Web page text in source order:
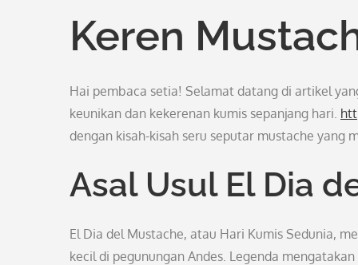
Keren
Hai pembaca setia! Selamat datang di artikel
keunikan dan kekerenan kumis sepanjang hari.
dengan kisah-kisah seru seputar mustache yang
Asal Usul El Dia
El Dia del Mustache, atau Hari Kumis Sedunia,
kecil di pegunungan Andes. Legenda